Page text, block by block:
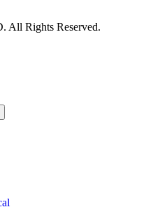
All Rights Reserved.